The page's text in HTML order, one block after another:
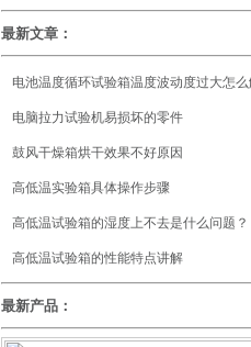
最新文章：
电池温度循环试验箱温度波动度过大怎
电脑拉力试验机易损坏的零件
鼓风干燥箱烘干效果不好原因
高低温实验箱具体操作步骤
高低温试验箱的湿度上不去是什么问题？
高低温试验箱的性能特点讲解
最新产品：